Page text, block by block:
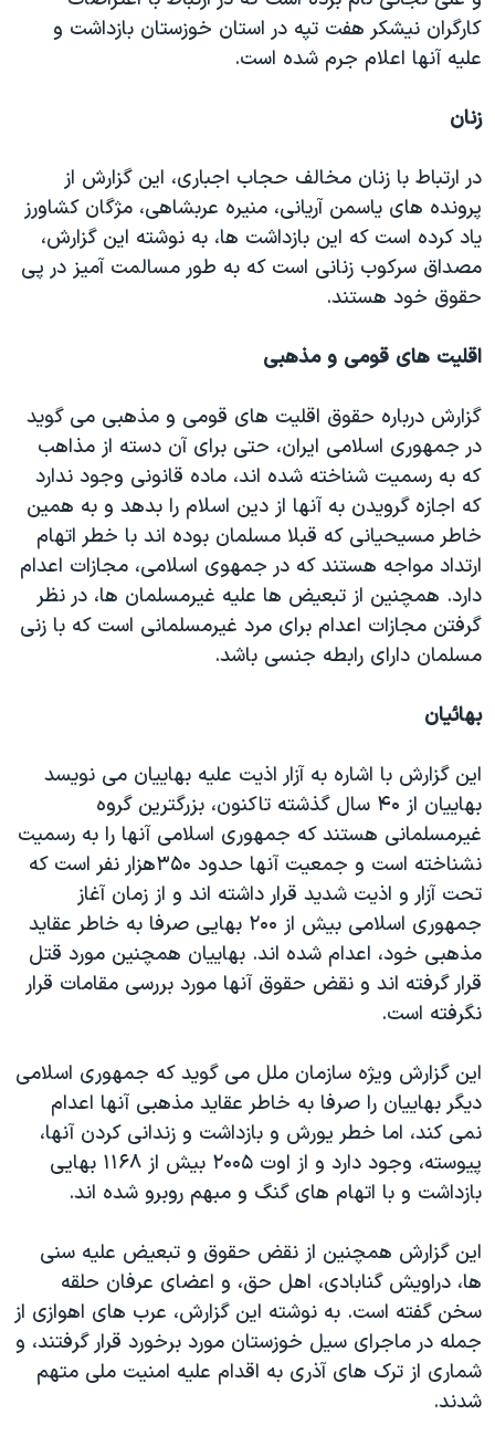
کارگران نیشکر هفت تپه در استان خوزستان بازداشت و
علیه آنها اعلام جرم شده است.
زنان
در ارتباط با زنان مخالف حجاب اجباری، این گزارش از
پرونده های یاسمن آریانی، منیره عربشاهی، مژگان کشاورز
یاد کرده است که این بازداشت ها، به نوشته این گزارش،
مصداق سرکوب زنانی است که به طور مسالمت آمیز در پی
حقوق خود هستند.
اقلیت های قومی و مذهبی
گزارش درباره حقوق اقلیت های قومی و مذهبی می گوید
در جمهوری اسلامی ایران، حتی برای آن دسته از مذاهب
که به رسمیت شناخته شده اند، ماده قانونی وجود ندارد
که اجازه گرویدن به آنها از دین اسلام را بدهد و به همین
خاطر مسیحیانی که قبلا مسلمان بوده اند با خطر اتهام
ارتداد مواجه هستند که در جمهوی اسلامی، مجازات اعدام
دارد. همچنین از تبعیض ها علیه غیرمسلمان ها، در نظر
گرفتن مجازات اعدام برای مرد غیرمسلمانی است که با زنی
مسلمان دارای رابطه جنسی باشد.
بهائیان
این گزارش با اشاره به آزار اذیت علیه بهاییان می نویسد
بهاییان از ۴۰ سال گذشته تاکنون، بزرگترین گروه
غیرمسلمانی هستند که جمهوری اسلامی آنها را به رسمیت
نشناخته است و جمعیت آنها حدود ۳۵۰هزار نفر است که
تحت آزار و اذیت شدید قرار داشته اند و از زمان آغاز
جمهوری اسلامی بیش از ۲۰۰ بهایی صرفا به خاطر عقاید
مذهبی خود، اعدام شده اند. بهاییان همچنین مورد قتل
قرار گرفته اند و نقض حقوق آنها مورد بررسی مقامات قرار
نگرفته است.
این گزارش ویژه سازمان ملل می گوید که جمهوری اسلامی
دیگر بهاییان را صرفا به خاطر عقاید مذهبی آنها اعدام
نمی کند، اما خطر یورش و بازداشت و زندانی کردن آنها،
پیوسته، وجود دارد و از اوت ۲۰۰۵ بیش از ۱۱۶۸ بهایی
بازداشت و با اتهام های گنگ و مبهم روبرو شده اند.
این گزارش همچنین از نقض حقوق و تبعیض علیه سنی
ها، دراویش گنابادی، اهل حق، و اعضای عرفان حلقه
سخن گفته است. به نوشته این گزارش، عرب های اهوازی از
جمله در ماجرای سیل خوزستان مورد برخورد قرار گرفتند، و
شماری از ترک های آذری به اقدام علیه امنیت ملی متهم
شدند.